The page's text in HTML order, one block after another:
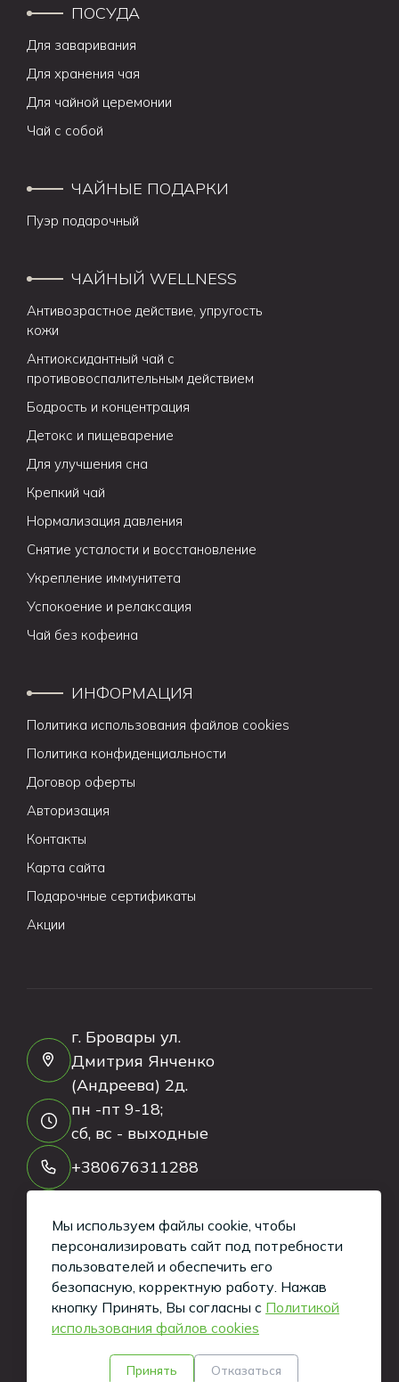
ПОСУДА
Для заваривания
Для хранения чая
Для чайной церемонии
Чай с собой
ЧАЙНЫЕ ПОДАРКИ
Пуэр подарочный
ЧАЙНЫЙ WELLNESS
Антивозрастное действие, упругость
кожи
Антиоксидантный чай с
противовоспалительным действием
Бодрость и концентрация
Детокс и пищеварение
Для улучшения сна
Крепкий чай
Нормализация давления
Снятие усталости и восстановление
Укрепление иммунитета
Успокоение и релаксация
Чай без кофеина
ИНФОРМАЦИЯ
Политика использования файлов cookies
Политика конфиденциальности
Договор оферты
Авторизация
Контакты
Карта сайта
Подарочные сертификаты
Акции
г. Бровары ул.
Дмитрия Янченко
(Андреева) 2д.
пн -пт 9-18;
сб, вс - выходные
+380676311288
Мы используем файлы cookie, чтобы
персонализировать сайт под потребности
пользователей и обеспечить его
безопасную, корректную работу. Нажав
кнопку Принять, Вы согласны с Политикой
использования файлов cookies
Принять Отказаться